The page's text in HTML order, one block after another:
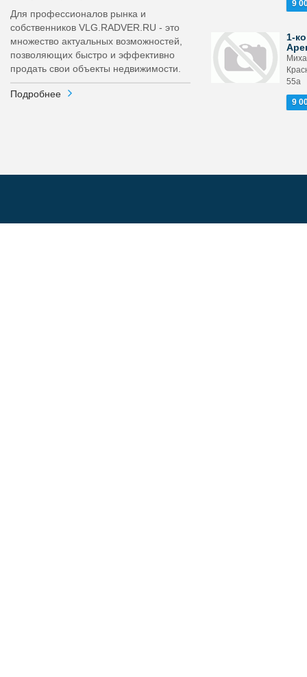
Для профессионалов рынка и
собственников VLG.RADVER.RU - это
множество актуальных возможностей,
позволяющих быстро и эффективно
продать свои объекты недвижимости.
Подробнее
9
1-
55а
9